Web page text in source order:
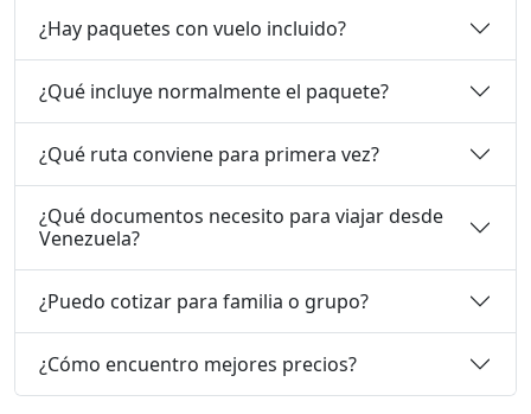
¿Hay paquetes con vuelo incluido?
¿Qué incluye normalmente el paquete?
¿Qué ruta conviene para primera vez?
¿Qué documentos necesito para viajar desde
Venezuela?
¿Puedo cotizar para familia o grupo?
¿Cómo encuentro mejores precios?